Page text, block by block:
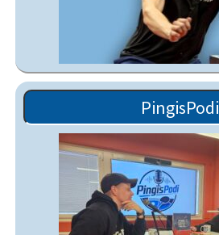
PingisPodi